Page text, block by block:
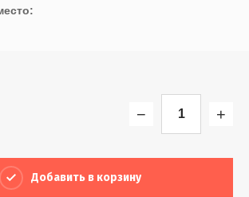
− +
Добавить в корзину